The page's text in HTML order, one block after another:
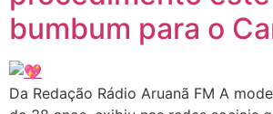
bumbum para o
Da Redação Rádio Aruanã FM A